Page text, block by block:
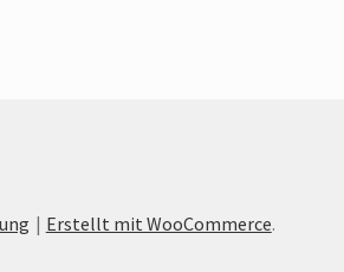
Erstellt mit WooCommerce.